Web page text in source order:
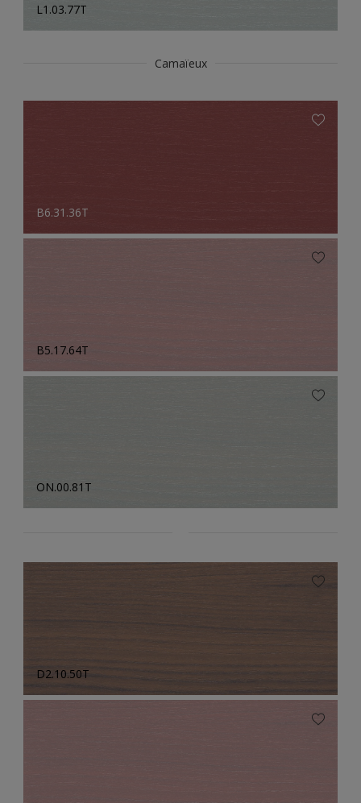
L1.03.77T
Camaïeux
B6.31.36T
B5.17.64T
ON.00.81T
D2.10.50T